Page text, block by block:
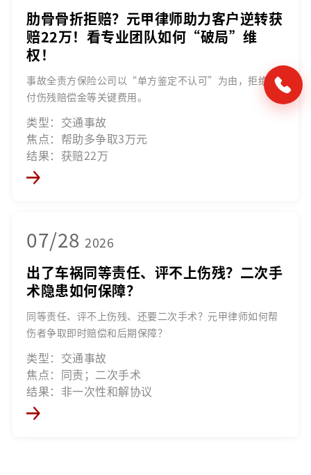
肋骨骨折拒赔？元甲律师助力客户逆转获
赔22万！看专业团队如何“破局”维
权！
事故全责方保险公司以“单方鉴定不认可”为由，拒绝赔
付伤残赔偿金等关键费用。
类型：交通事故
焦点：帮助多争取3万元
结果：获赔22万
07/28 2026
出了车祸同等责任、评不上伤残？二次手
术隐患如何保障？
同等责任、评不上伤残、还要二次手术？元甲律师如何帮
伤者争取即时赔偿和后期保障？
类型：交通事故
焦点：同责；二次手术
结果：非一次性和解协议